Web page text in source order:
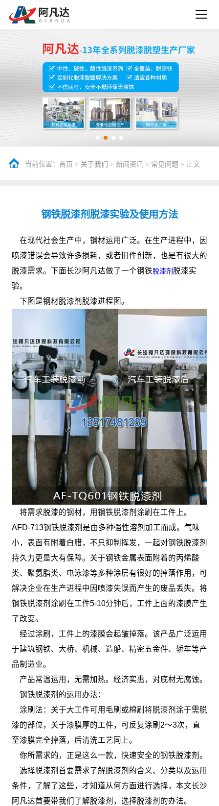
当前位置： 首页 > 关于我们 > 新闻资讯 > 常见问题> 正文
钢铁脱漆剂脱漆实验及使用方法
在现代社会生产中，钢材运用广泛。在生产进程中，因
喷漆错误会导致许多损耗，或者旧件创新，也是有很大的
脱漆需求。下面长沙阿凡达做了一个钢铁脱漆剂 脱漆实
验。
下图是钢材脱漆剂脱漆进程图。
将需求脱漆的钢材，用钢铁脱漆剂涂刷在工件上。
AFD-713钢铁脱漆剂是由多种强性溶剂加工而成。气味
小，表面有附着白腊，不只抑制挥发，一起对钢铁脱漆剂
持久力更是大有保障。关于钢铁金属表面附着的丙烯酸
类、聚氨脂类、电泳漆等多种涂层有很好的掉落作用，可
解决企业在生产进程中因喷漆失误而产生的废品丢失。将
钢铁脱漆剂涂刷在工件5-10分钟后，工件上面的漆膜产生
了改变。
经过涂刷，工件上的漆膜会起皱掉落。该产品广泛运用
于建筑钢铁、大桥、机械、造船、精密五金件、轿车等产
品制造业。
产品常温运用，无需加热。经济实惠，对底材无腐蚀。
钢铁脱漆剂的运用办法：
涂刷法：关于大工件可用毛刷或棉刷将脱漆剂涂于需脱
漆的部位，关于漆膜厚的工件，可反复涂刷2～3次，直
至漆膜完全掉落，后清洗工艺同上。
你所需求的，正是这么一款，快速安全的钢铁脱漆剂。
选择脱漆剂首要需求了解脱漆剂的含义、分类以及运用
条件，了解了这些，才知道从何方面进行选择，本文长沙
阿凡达首要带我们了解脱漆剂，选择脱漆剂的办法。